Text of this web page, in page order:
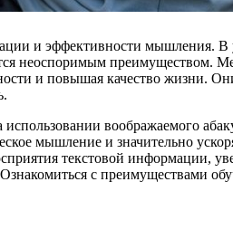
и эффективности мышления. В
неоспоримым преимуществом.
и повышая качество жизни.
воображаемого
мышление и значительно
текстовой информации,
с преимуществами